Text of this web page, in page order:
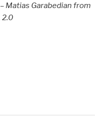
Matias Garabedian from
2.0